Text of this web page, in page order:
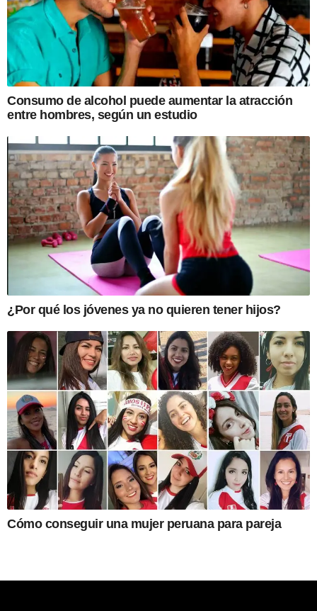
Consumo de alcohol puede aumentar la atracción
entre hombres, según un estudio
¿Por qué los jóvenes ya no quieren tener hijos?
Cómo conseguir una mujer peruana para pareja